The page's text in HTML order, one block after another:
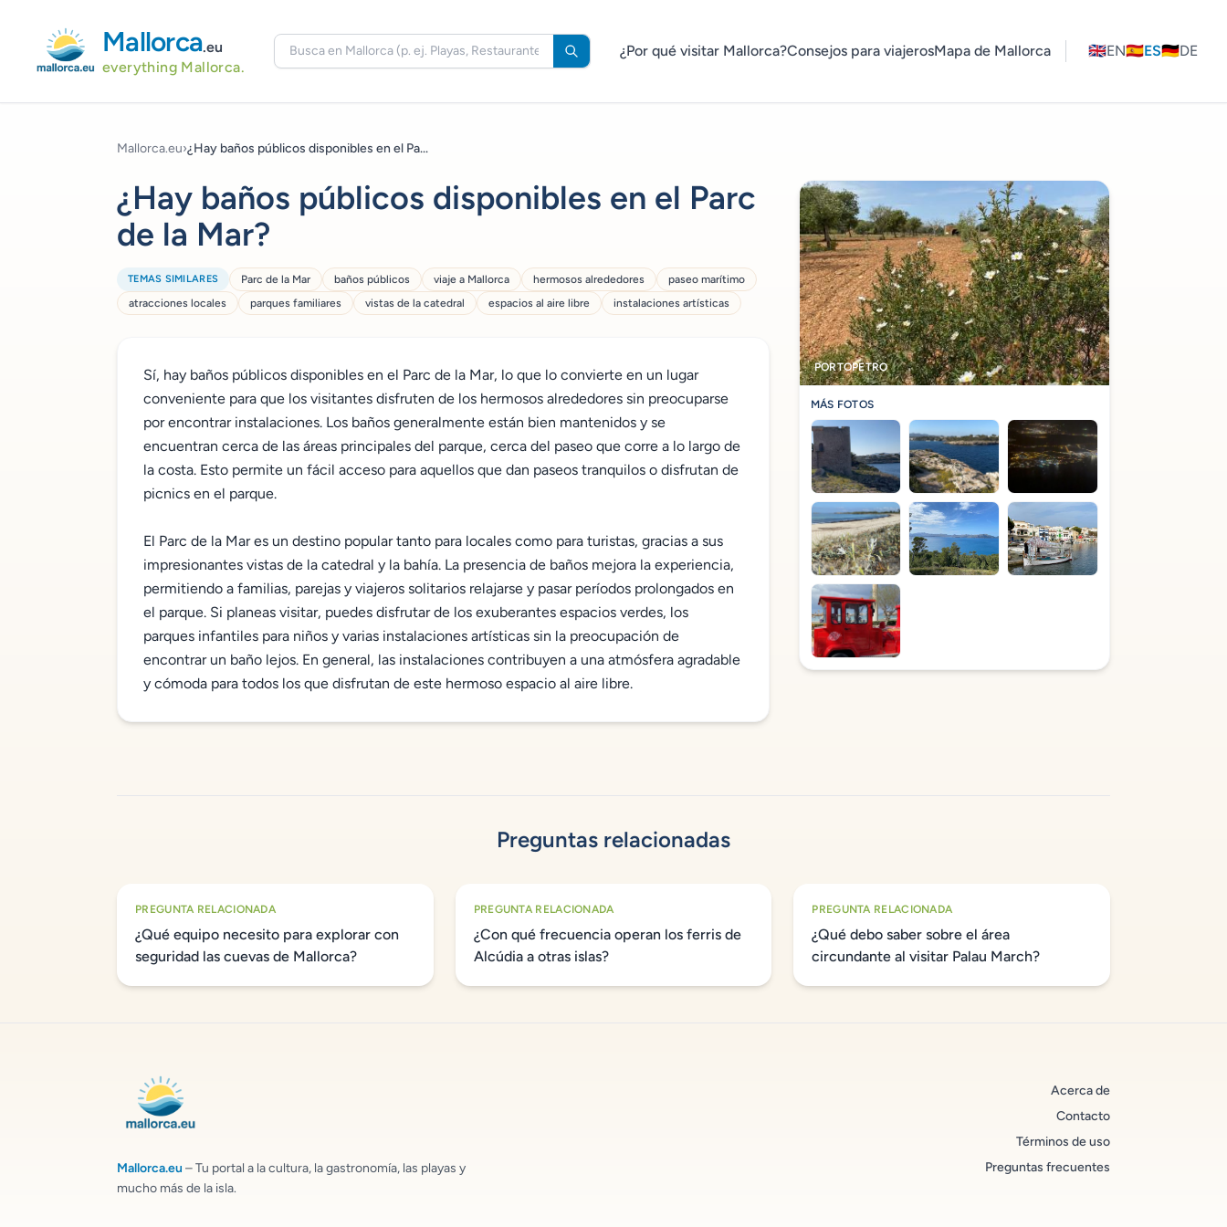
Mallorca.eu
everything Mallorca.
¿Por qué visitar Mallorca?Consejos para viajerosMapa de Mallorca 🇬🇧EN🇪🇸ES🇩🇪DE
Mallorca.eu›¿Hay baños públicos disponibles en el Pa...
¿Hay baños públicos disponibles en el Parc
de la Mar?
TEMAS SIMILARES Parc de la Mar baños públicos viaje a Mallorca hermosos alrededores
paseo marítimo
atracciones locales
parques familiares vistas de la catedral espacios al aire libre instalaciones artísticas
Sí, hay baños públicos disponibles en el Parc de la Mar, lo que lo convierte en un lugar
conveniente para que los visitantes disfruten de los hermosos alrededores sin preocuparse
por encontrar instalaciones. Los baños generalmente están bien mantenidos y se
encuentran cerca de las áreas principales del parque, cerca del paseo que corre a lo largo de
la costa. Esto permite un fácil acceso para aquellos que dan paseos tranquilos o disfrutan de
picnics en el parque.
El Parc de la Mar es un destino popular tanto para locales como para turistas, gracias a sus
impresionantes vistas de la catedral y la bahía. La presencia de baños mejora la experiencia,
permitiendo a familias, parejas y viajeros solitarios relajarse y pasar períodos prolongados en
el parque. Si planeas visitar, puedes disfrutar de los exuberantes espacios verdes, los
parques infantiles para niños y varias instalaciones artísticas sin la preocupación de
encontrar un baño lejos. En general, las instalaciones contribuyen a una atmósfera agradable
y cómoda para todos los que disfrutan de este hermoso espacio al aire libre.
PORTOPETRO
MÁS FOTOS
Preguntas relacionadas
PREGUNTA RELACIONADA
¿Qué equipo necesito para explorar con
seguridad las cuevas de Mallorca?
PREGUNTA RELACIONADA
¿Con qué frecuencia operan los ferris de
Alcúdia a otras islas?
PREGUNTA RELACIONADA
¿Qué debo saber sobre el área
circundante al visitar Palau March?
Mallorca.eu – Tu portal a la cultura, la gastronomía, las playas y
mucho más de la isla.
Acerca de
Contacto
Términos de uso
Preguntas frecuentes